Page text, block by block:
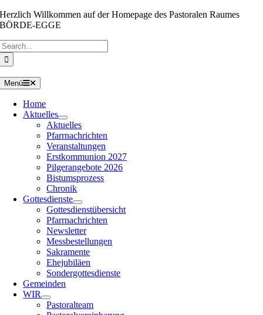
Zum
Inhalt
Herzlich Willkommen auf der Homepage des Pastoralen Raumes
BÖRDE-EGGE
Menü
Home
Aktuelles
Aktuelles
Pfarrnachrichten
Veranstaltungen
Erstkommunion 2027
Pilgerangebote 2026
Bistumsprozess
Chronik
Gottesdienste
Gottesdienstübersicht
Pfarrnachrichten
Newsletter
Messbestellungen
Sakramente
Ehejubiläen
Sondergottesdienste
Gemeinden
WIR
Pastoralteam